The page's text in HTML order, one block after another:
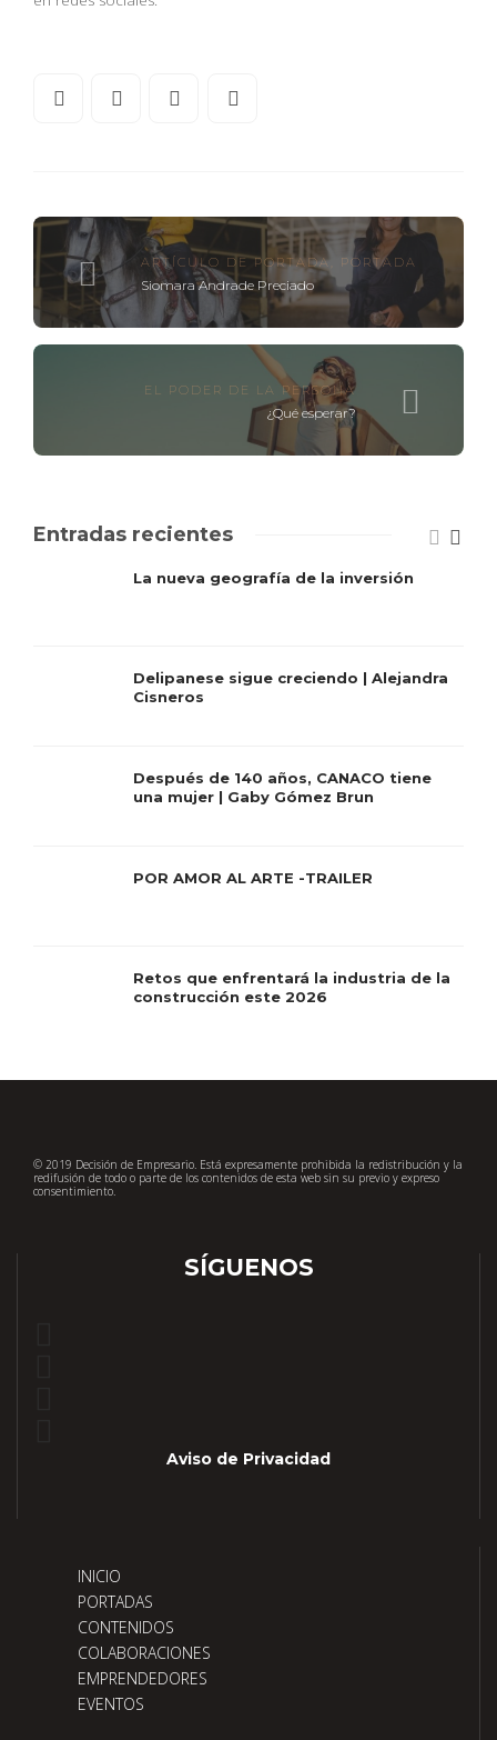
ARTÍCULO DE PORTADA PORTADA
Siomara Andrade Preciado
EL PODER DE LA PERSONA
¿Qué esperar?
Entradas recientes
La nueva geografía de la inversión
Delipanese sigue creciendo | Alejandra
Cisneros
Después de 140 años, CANACO tiene
una mujer | Gaby Gómez Brun
POR AMOR AL ARTE -TRAILER
Retos que enfrentará la industria de la
construcción este 2026
© 2019 Decisión de Empresario. Está expresamente prohibida la redistribución y la
redifusión de todo o parte de los contenidos de esta web sin su previo y expreso
consentimiento.
SÍGUENOS
Aviso de Privacidad
INICIO
PORTADAS
CONTENIDOS
COLABORACIONES
EMPRENDEDORES
EVENTOS